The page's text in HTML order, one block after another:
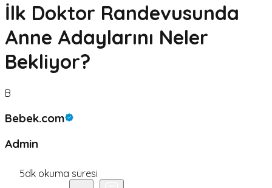
İlk Doktor Randevusunda
Anne Adaylarını Neler
Bekliyor?
B
Bebek.com
Admin
5dk okuma süresi